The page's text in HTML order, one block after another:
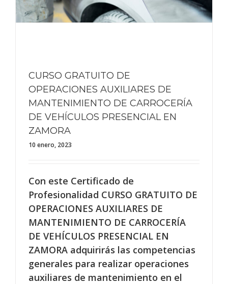
CURSO GRATUITO DE
OPERACIONES AUXILIARES DE
MANTENIMIENTO DE CARROCERÍA
DE VEHÍCULOS PRESENCIAL EN
ZAMORA
10 enero, 2023
Con este Certificado de
Profesionalidad CURSO GRATUITO DE
OPERACIONES AUXILIARES DE
MANTENIMIENTO DE CARROCERÍA
DE VEHÍCULOS PRESENCIAL EN
ZAMORA adquirirás las competencias
generales para realizar operaciones
auxiliares de mantenimiento en el